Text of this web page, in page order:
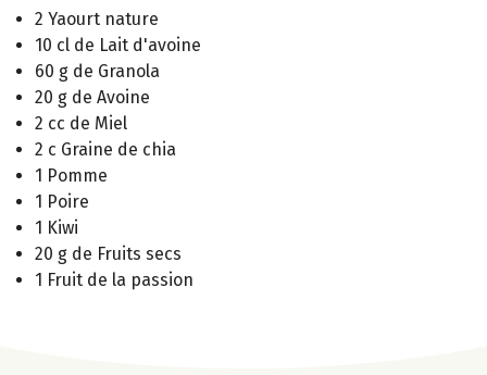
2 Yaourt nature
10 cl de Lait d'avoine
60 g de Granola
20 g de Avoine
2 cc de Miel
2 c Graine de chia
1 Pomme
1 Poire
1 Kiwi
20 g de Fruits secs
1 Fruit de la passion